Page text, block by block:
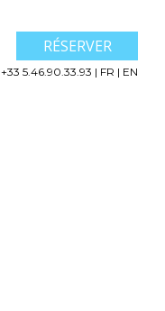
RÉSERVER
+33 5.46.90.33.93 | FR | EN